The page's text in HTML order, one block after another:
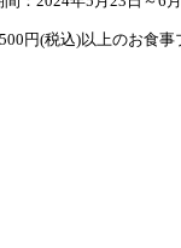
円(税込)以上のお食事